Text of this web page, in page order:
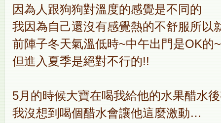
因為人跟狗狗對溫度的感覺是不同的
我因為自己還沒有感覺熱的不舒服所以
前陣子冬天氣溫低時~中午出門是OK的~
但進入夏季是絕對不行的!!
5月的時候大寶在喝我給他的水果醋水
我沒想到喝個醋水會讓他這麼激動…